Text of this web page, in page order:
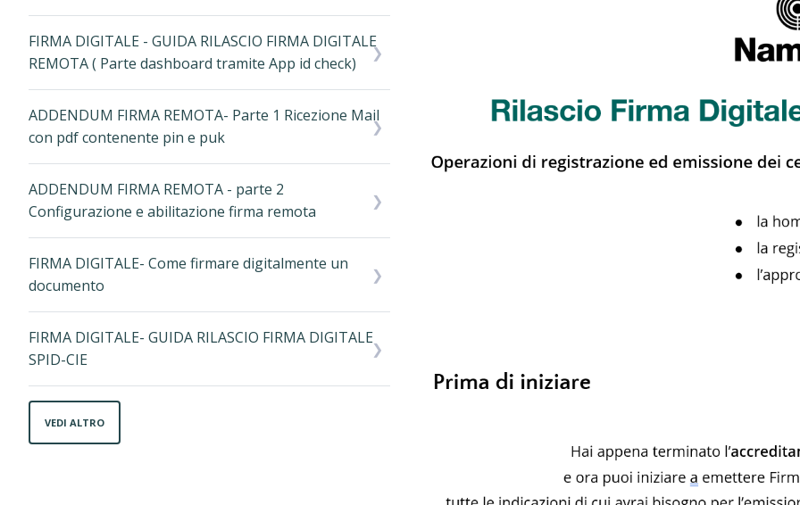
FIRMA DIGITALE - GUIDA RILASCIO FIRMA DIGITALE
REMOTA ( Parte dashboard tramite App id check)
ADDENDUM FIRMA REMOTA- Parte 1 Ricezione Mail
con pdf contenente pin e puk
ADDENDUM FIRMA REMOTA - parte 2
Configurazione e abilitazione firma remota
FIRMA DIGITALE- Come firmare digitalmente un
documento
FIRMA DIGITALE- GUIDA RILASCIO FIRMA DIGITALE
SPID-CIE
VEDI ALTRO